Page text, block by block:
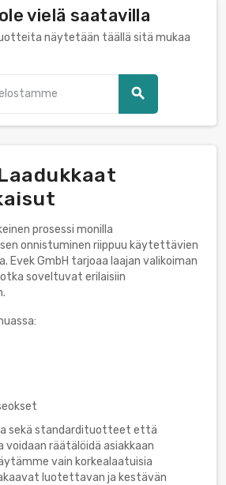
vielä saatavilla
näytetään täällä sitä mukaa
search
prosessi monilla
onnistuminen riippuu käytettävien
Evek GmbH tarjoaa laajan valikoiman
soveltuvat erilaisiin
sekä standardituotteet että
räätälöidä asiakkaan
vain korkealaatuisia
luotettavan ja kestävän